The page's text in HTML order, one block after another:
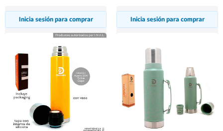
Inicia sesión para comprar Inicia sesión para comprar